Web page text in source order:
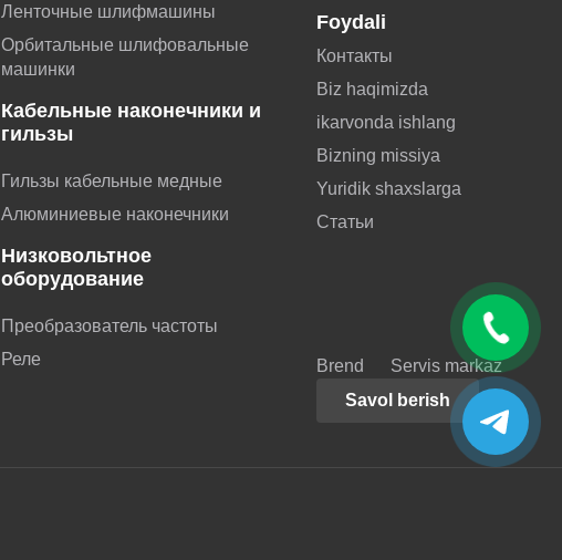
Ленточные шлифмашины
Орбитальные шлифовальные
машинки
Кабельные наконечники и
гильзы
Гильзы кабельные медные
Алюминиевые наконечники
Низковольтное
оборудование
Преобразователь частоты
Реле
Foydali
Контакты
Biz haqimizda
ikarvonda ishlang
Bizning missiya
Yuridik shaxslarga
Статьи
Brend
Servis markaz
Savol berish